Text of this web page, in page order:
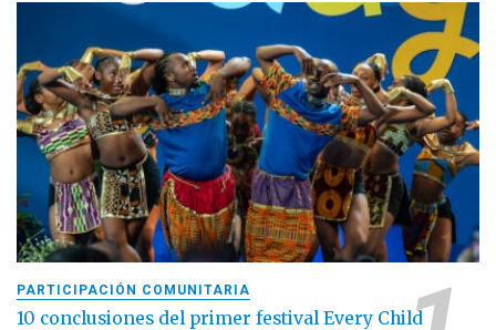
PARTICIPACIÓN COMUNITARIA
10 conclusiones del primer festival Every Child